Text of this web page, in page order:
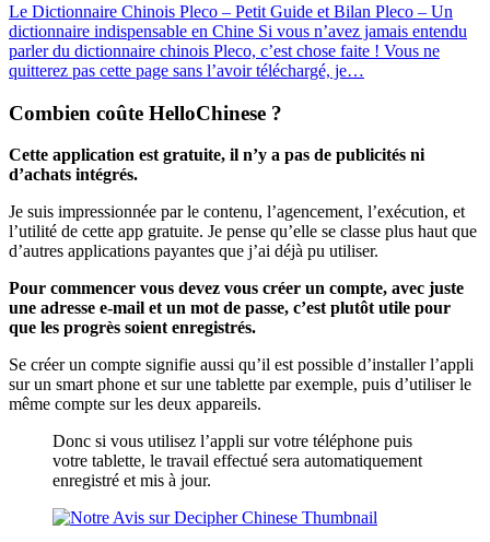
Le Dictionnaire Chinois Pleco – Petit Guide et Bilan Pleco – Un
dictionnaire indispensable en Chine Si vous n’avez jamais entendu
parler du dictionnaire chinois Pleco, c’est chose faite ! Vous ne
quitterez pas cette page sans l’avoir téléchargé, je…
Combien coûte HelloChinese ?
Cette application est gratuite, il n’y a pas de publicités ni
d’achats intégrés.
Je suis impressionnée par le contenu, l’agencement, l’exécution, et
l’utilité de cette app gratuite. Je pense qu’elle se classe plus haut que
d’autres applications payantes que j’ai déjà pu utiliser.
Pour commencer vous devez vous créer un compte, avec juste
une adresse e-mail et un mot de passe, c’est plutôt utile pour
que les progrès soient enregistrés.
Se créer un compte signifie aussi qu’il est possible d’installer l’appli
sur un smart phone et sur une tablette par exemple, puis d’utiliser le
même compte sur les deux appareils.
Donc si vous utilisez l’appli sur votre téléphone puis
votre tablette, le travail effectué sera automatiquement
enregistré et mis à jour.